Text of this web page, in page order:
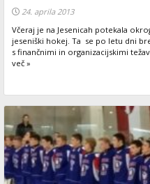
24. aprila 2013
Včeraj je na Jesenicah potekala
jeseniški hokej. Ta se po letu dni
s finančnimi in organizacijskimi
več »